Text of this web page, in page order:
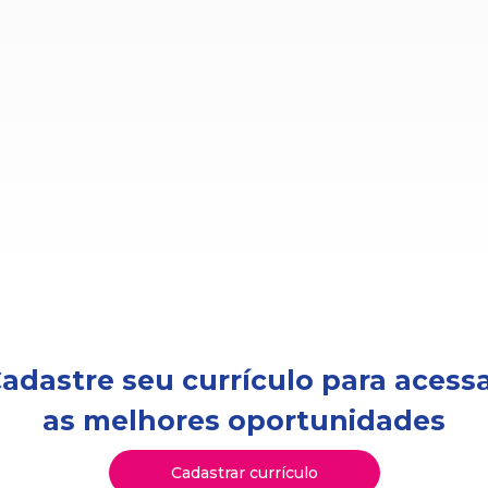
seu currículo para
as melhores oportunidades
Cadastrar currículo